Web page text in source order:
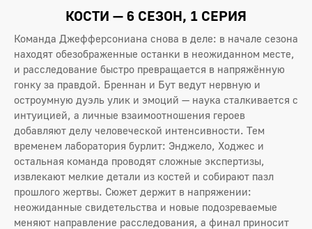
КОСТИ — 6 СЕЗОН, 1 СЕРИЯ
Команда Джефферсониана снова в деле: в начале сезона
находят обезображенные останки в неожиданном месте,
и расследование быстро превращается в напряжённую
гонку за правдой. Бреннан и Бут ведут нервную и
остроумную дуэль улик и эмоций — наука сталкивается с
интуицией, а личные взаимоотношения героев
добавляют делу человеческой интенсивности. Тем
временем лаборатория бурлит: Энджело, Ходжес и
остальная команда проводят сложные экспертизы,
извлекают мелкие детали из костей и собирают пазл
прошлого жертвы. Сюжет держит в напряжении:
неожиданные свидетельства и новые подозреваемые
меняют направление расследования, а финал приносит